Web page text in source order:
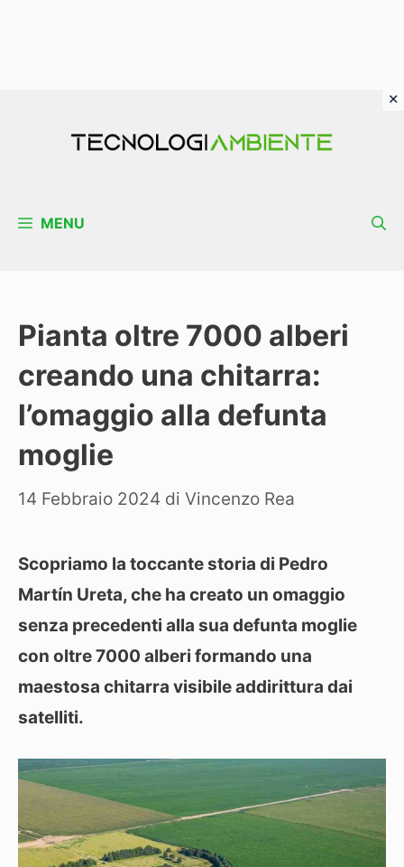
MENU
Pianta oltre 7000 alberi
creando una chitarra:
l’omaggio alla defunta
moglie
14 Febbraio 2024 di Vincenzo Rea
Scopriamo la toccante storia di Pedro
Martín Ureta, che ha creato un omaggio
senza precedenti alla sua defunta moglie
con oltre 7000 alberi formando una
maestosa chitarra visibile addirittura dai
satelliti.